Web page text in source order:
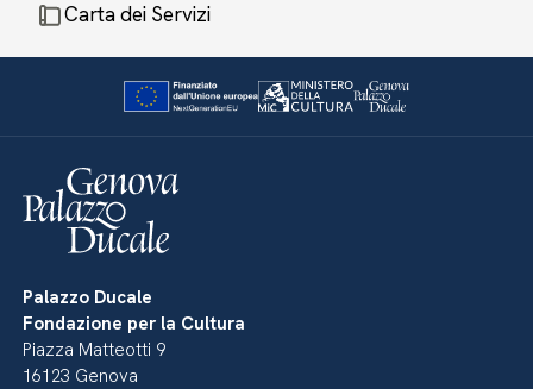
Carta dei Servizi
Palazzo Ducale
Fondazione per la Cultura
Piazza Matteotti 9
16123 Genova